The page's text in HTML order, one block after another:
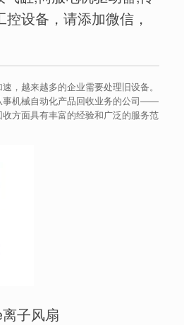
设备，请添加微信，
，越来越多的企业需要处理旧设备。
事机械自动化产品回收业务的公司——
方面具有丰富的经验和广泛的服务范
子风扇